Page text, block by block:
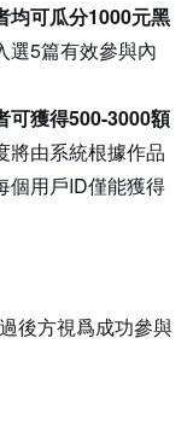
均可瓜分1000元黑
選5篇有效參與內
可獲得500-3000額
將由系統根據作品
個用戶ID僅能獲得
後方視爲成功參與